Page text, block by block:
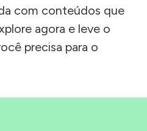
com conteúdos que
agora e leve o
precisa para o